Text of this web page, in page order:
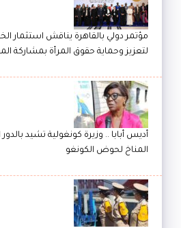
مؤتمر دولي بالقاهرة يناقش استثمار
لتعزيز وحماية حقوق المرأة بمشاركة
أديس أبابا .. وزيرة كونغولية تشيد
المناخ لحوض الكونغو